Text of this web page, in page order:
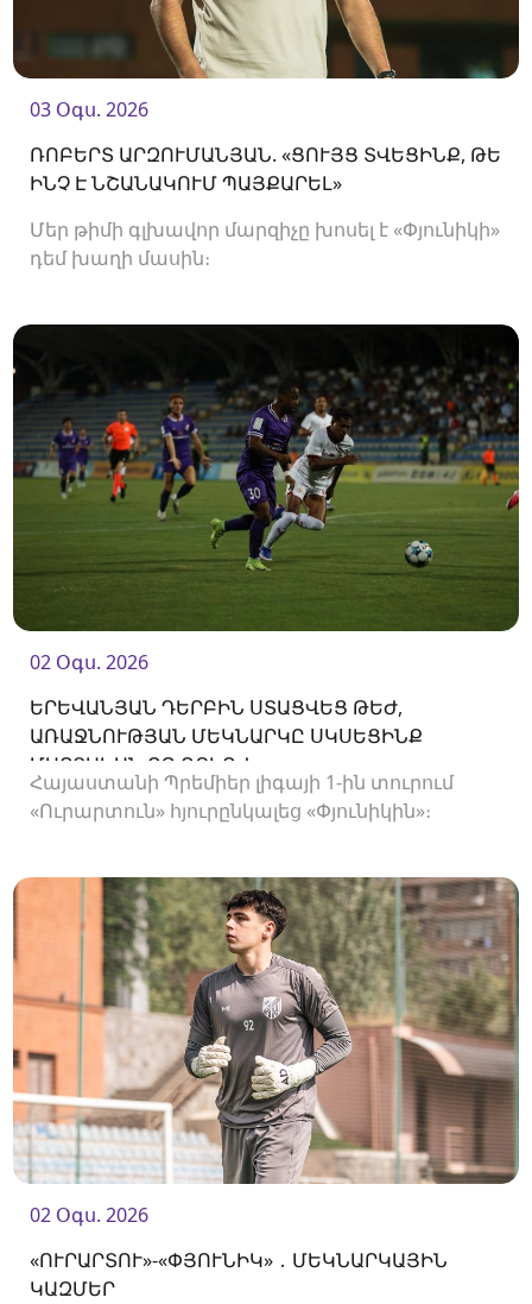
03 Օգս. 2026
ՌՈԲԵՐՏ ԱՐԶՈՒՄԱՆՅԱՆ. «ՑՈՒՅՑ ՏՎԵՑԻՆՔ, ԹԵ
ԻՆՉ Է ՆՇԱՆԱԿՈՒՄ ՊԱՅՔԱՐԵԼ»
Մեր թիմի գլխավոր մարզիչը խոսել է «Փյունիկի»
դեմ խաղի մասին։
02 Օգս. 2026
ԵՐԵՎԱՆՅԱՆ ԴԵՐԲԻՆ ՍՏԱՑՎԵՑ ԹԵԺ,
ԱՌԱՋՆՈՒԹՅԱՆ ՄԵԿՆԱՐԿԸ ՍԿՍԵՑԻՆՔ
ՄԱՐՏԱԿԱՆ ՈՉ-ՈՔԻՈՎ
Հայաստանի Պրեմիեր լիգայի 1-ին տուրում
«Ուրարտուն» հյուրընկալեց «Փյունիկին»։
02 Օգս. 2026
«ՈՒՐԱՐՏՈՒ»-«ՓՅՈՒՆԻԿ» ․ ՄԵԿՆԱՐԿԱՅԻՆ
ԿԱԶՄԵՐ